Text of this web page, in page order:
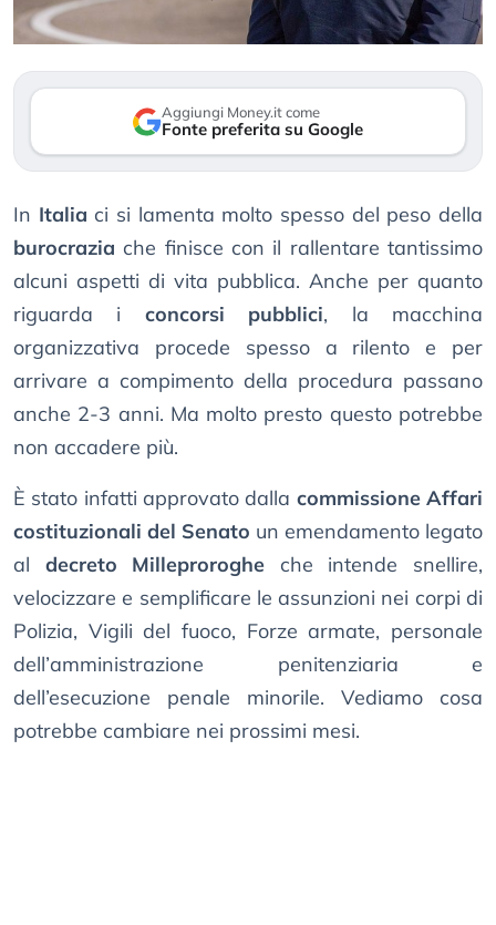
Aggiungi Money.it come
Fonte preferita su Google
In Italia ci si lamenta molto spesso del peso della
burocrazia che finisce con il rallentare tantissimo
alcuni aspetti di vita pubblica. Anche per quanto
riguarda i concorsi pubblici, la macchina
organizzativa procede spesso a rilento e per
arrivare a compimento della procedura passano
anche 2-3 anni. Ma molto presto questo potrebbe
non accadere più.
È stato infatti approvato dalla commissione Affari
costituzionali del Senato un emendamento legato
al decreto Milleproroghe che intende snellire,
velocizzare e semplificare le assunzioni nei corpi di
Polizia, Vigili del fuoco, Forze armate, personale
dell’amministrazione penitenziaria e
dell’esecuzione penale minorile. Vediamo cosa
potrebbe cambiare nei prossimi mesi.